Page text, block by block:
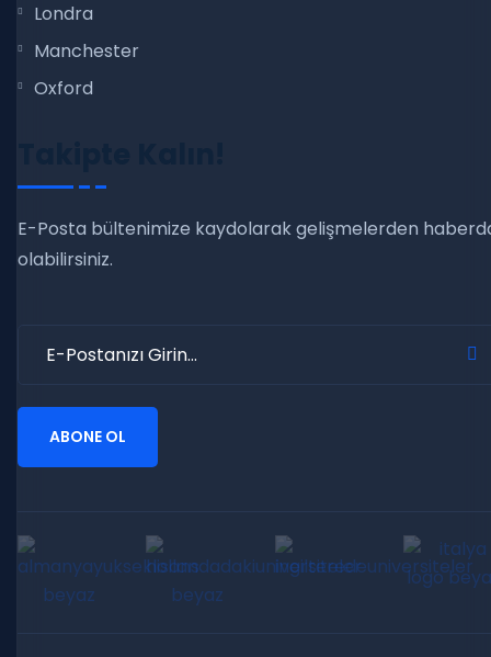
Londra
Manchester
Oxford
E-Posta bültenimize kaydolarak gelişmelerden
olabilirsiniz.
ABONE OL